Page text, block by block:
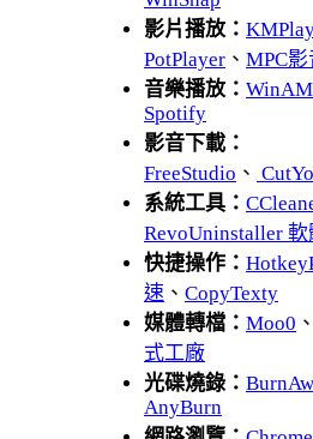
影片播放：
PotPlayer 、 MPC
音樂播放：
Spotify
影音下載：
FreeStudio 、
系統工具：
RevoUninstaller
快捷操作：
速 、 CopyTexty
媒體轉檔： Moo0 、
式工廠
光碟燒錄：
AnyBurn